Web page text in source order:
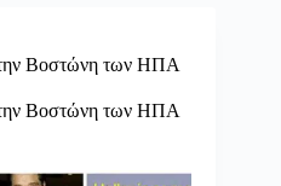
Βοστώνη των ΗΠΑ
Βοστώνη των ΗΠΑ